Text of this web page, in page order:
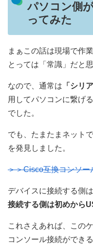
パソコン側
ってみた
まぁこの話は現場で作
とっては「常識」だと思
なので、通常は 「シリ
用してパソコンに繋げ
でした。
でも、たまたまネット
を発見しました。
＞＞Cisco互換コンソー
デバイスに接続する側
接続する側は初めから
これさえあれば、この
コンソール接続ができる